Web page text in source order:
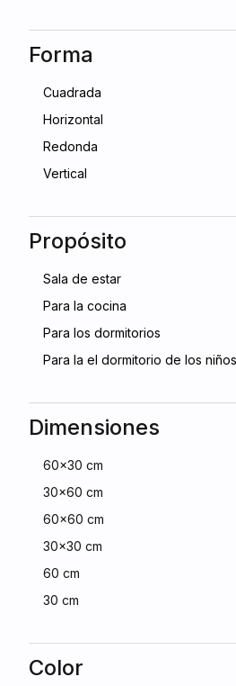
Forma
Cuadrada
Horizontal
Redonda
Vertical
Propósito
Sala de estar
Para la cocina
Para los dormitorios
Para la el dormitorio de los niños
Dimensiones
60x30 cm
30x60 cm
60x60 cm
30x30 cm
60 cm
30 cm
Color